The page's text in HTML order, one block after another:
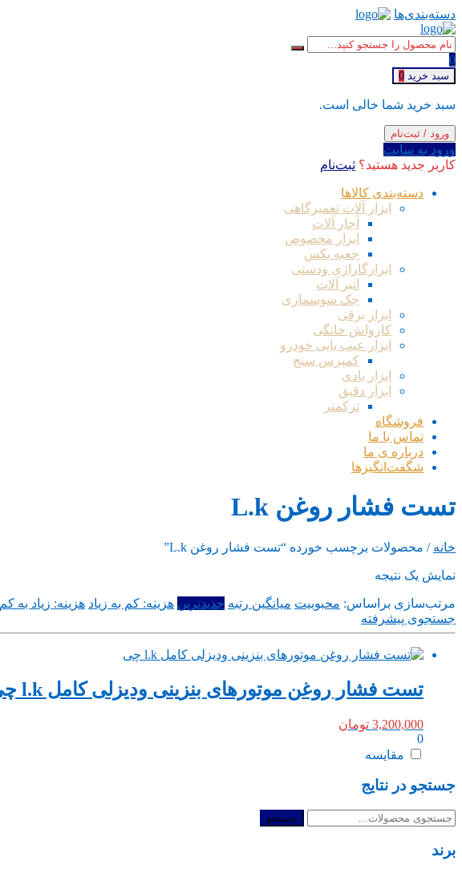
دسته‌بندی‌ها
0
سبد خرید 0
سبد خرید شما خالی است.
ورود / ثبت‌نام
ورود به سایت
کاربر جدید هستید؟ ثبت‌نام
دسته‌بندی کالاها
ابزار آلات تعمیرگاهی
آچار آلات
ابزار مخصوص
جعبه بکس
ابزارگاراژی ودستی
انبر آلات
جک سوسماری
ابزار برقی
کارواش خانگی
ابزار عیب یابی خودرو
کمپرس سنج
ابزار بادی
ابزار دقیق
ترکمتر
فروشگاه
تماس با ما
درباره ی ما
شگفت‌انگیزها
تست فشار روغن L.k
خانه / محصولات برچسب خورده “تست فشار روغن L.k”
نمایش یک نتیجه
مرتب‌سازی براساس: محبوبیت میانگین رتبه جدیدترین هزینه: کم به زیاد هزینه: زیاد به کم
جستجوی پیشرفته
تست فشار روغن موتورهای بنزینی ودیزلی کامل l.k چی
3,200,000 تومان
0
مقایسه
جستجو در نتایج
جستجو
جستجو
برند